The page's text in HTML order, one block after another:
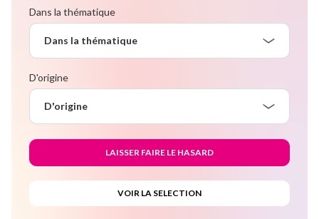
Dans la thématique
Dans la thématique
D'origine
D'origine